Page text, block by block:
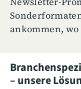
ankommen,
– unsere